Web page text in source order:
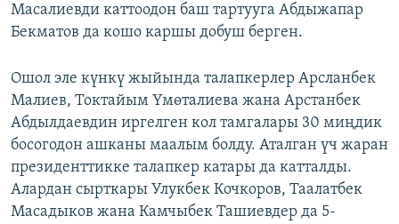
Масалиевди каттоодон баш тартууга Абдыжапар
Бекматов да кошо каршы добуш берген.
Ошол эле күнкү жыйында талапкерлер Арсланбек
Малиев, Токтайым Үмөталиева жана Арстанбек
Абдылдаевдин иргелген кол тамгалары 30 миңдик
босогодон ашканы маалым болду. Аталган үч жаран
президенттикке талапкер катары да катталды.
Алардан сырткары Улукбек Кочкоров, Таалатбек
Масадыков жана Камчыбек Ташиевдер да 5-